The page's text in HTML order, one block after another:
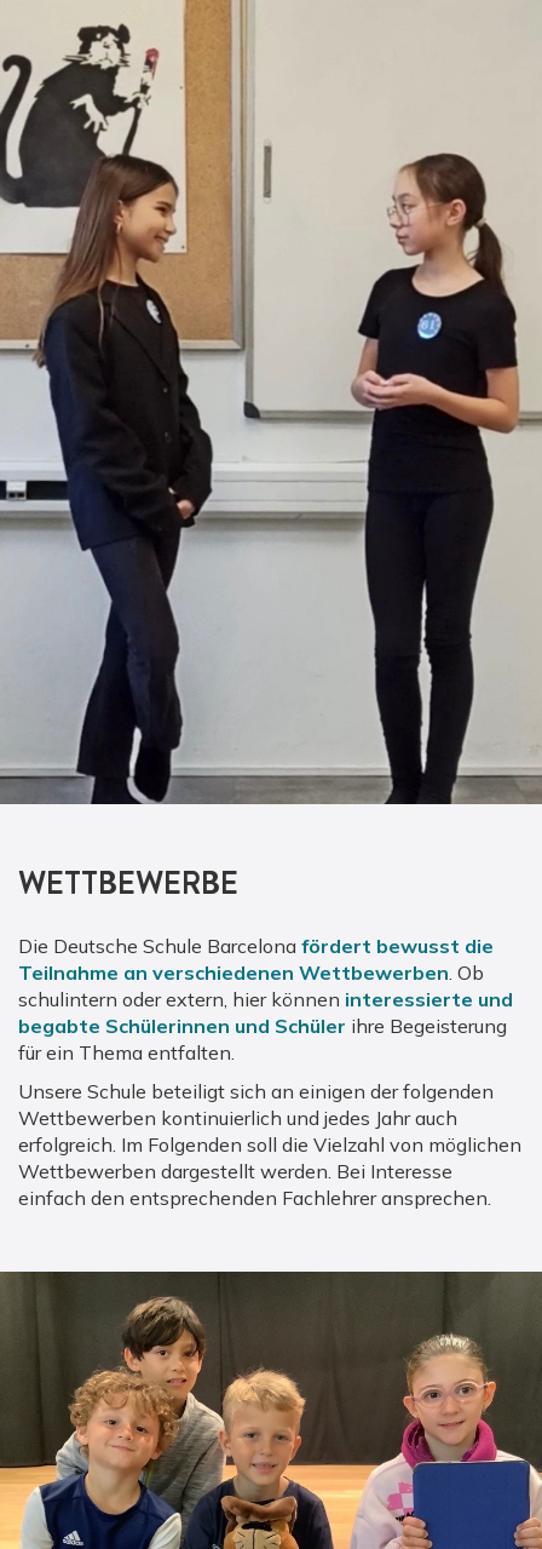
WETTBEWERBE
Die Deutsche Schule Barcelona fördert bewusst die
Teilnahme an verschiedenen Wettbewerben . Ob
schulintern oder extern, hier können interessierte und
begabte Schülerinnen und Schüler ihre Begeisterung
für ein Thema entfalten.
Unsere Schule beteiligt sich an einigen der folgenden
Wettbewerben kontinuierlich und jedes Jahr auch
erfolgreich. Im Folgenden soll die Vielzahl von möglichen
Wettbewerben dargestellt werden. Bei Interesse
einfach den entsprechenden Fachlehrer ansprechen.